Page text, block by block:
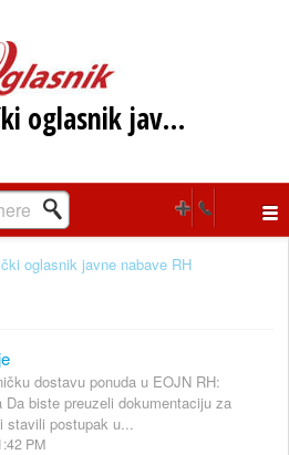
Elektronički oglasnik javne nabave RH
oglasnik javne nabave RH
dostavu ponuda u EOJN RH:
Da biste preuzeli dokumentaciju za
stavili postupak u...
PM